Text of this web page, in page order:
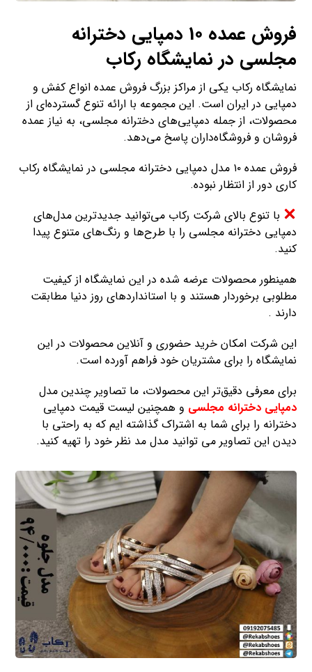
فروش عمده 10 دمپایی دخترانه
مجلسی در نمایشگاه رکاب
نمایشگاه رکاب یکی از مراکز بزرگ فروش عمده انواع کفش و
دمپایی در ایران است. این مجموعه با ارائه تنوع گسترده‌ای از
محصولات، از جمله دمپایی‌های دخترانه مجلسی، به نیاز عمده
فروشان و فروشگاه‌داران پاسخ می‌دهد.
فروش عمده ۱۰ مدل دمپایی دخترانه مجلسی در نمایشگاه رکاب
کاری دور از انتظار نبوده.
با تنوع بالای شرکت رکاب می‌توانید جدیدترین مدل‌های
دمپایی دخترانه مجلسی را با طرح‌ها و رنگ‌های متنوع پیدا
کنید.
همینطور محصولات عرضه شده در این نمایشگاه از کیفیت
مطلوبی برخوردار هستند و با استانداردهای روز دنیا مطابقت
دارند .
این شرکت امکان خرید حضوری و آنلاین محصولات در این
نمایشگاه را برای مشتریان خود فراهم آورده است.
برای معرفی دقیق‌تر این محصولات، ما تصاویر چندین مدل
دمپایی دخترانه مجلسی و همچنین لیست قیمت دمپایی
دخترانه را برای شما به اشتراک گذاشته ایم که به راحتی با
دیدن این تصاویر می توانید مدل مد نظر خود را تهیه کنید.